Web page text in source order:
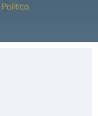
Política